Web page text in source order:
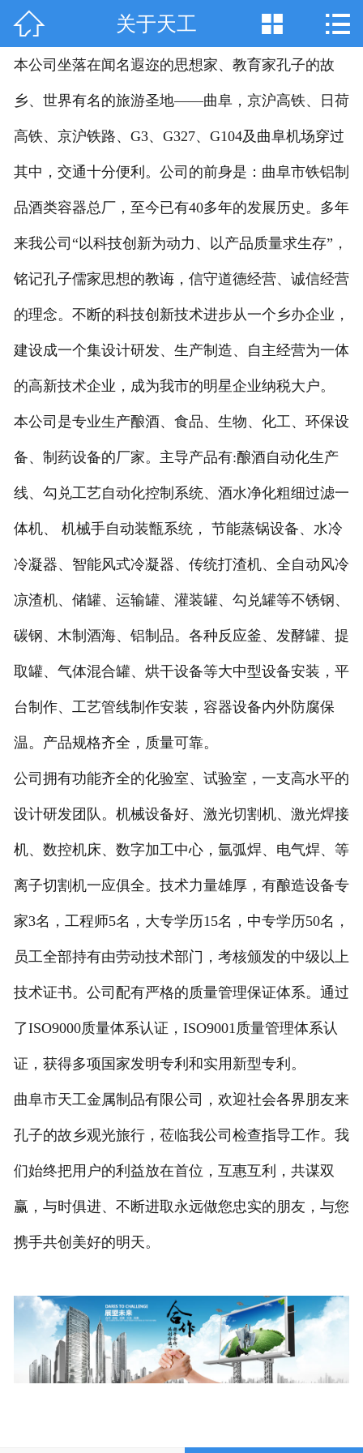
网站首页
关于天工
产品中心
技术咨询
在线留言
联系我们
 关于天工  
本公司坐落在闻名遐迩的思想家、教育家孔子的故
乡、世界有名的旅游圣地——曲阜，京沪高铁、日荷
高铁、京沪铁路、G3、G327、G104及曲阜机场穿过
其中，交通十分便利。公司的前身是：曲阜市铁铝制
品酒类容器总厂，至今已有40多年的发展历史。多年
来我公司“以科技创新为动力、以产品质量求生存”，
铭记孔子儒家思想的教诲，信守道德经营、诚信经营
的理念。不断的科技创新技术进步从一个乡办企业，
建设成一个集设计研发、生产制造、自主经营为一体
的高新技术企业，成为我市的明星企业纳税大户。
本公司是专业生产酿酒、食品、生物、化工、环保设
备、制药设备的厂家。主导产品有:酿酒自动化生产
线、勾兑工艺自动化控制系统、酒水净化粗细过滤一
体机、 机械手自动装甑系统， 节能蒸锅设备、水冷
冷凝器、智能风式冷凝器、传统打渣机、全自动风冷
凉渣机、储罐、运输罐、灌装罐、勾兑罐等不锈钢、
碳钢、木制酒海、铝制品。各种反应釜、发酵罐、提
取罐、气体混合罐、烘干设备等大中型设备安装，平
台制作、工艺管线制作安装，容器设备内外防腐保
温。产品规格齐全，质量可靠。
公司拥有功能齐全的化验室、试验室，一支高水平的
设计研发团队。机械设备好、激光切割机、激光焊接
机、数控机床、数字加工中心，氩弧焊、电气焊、等
离子切割机一应俱全。技术力量雄厚，有酿造设备专
家3名，工程师5名，大专学历15名，中专学历50名，
员工全部持有由劳动技术部门，考核颁发的中级以上
技术证书。公司配有严格的质量管理保证体系。通过
了ISO9000质量体系认证，ISO9001质量管理体系认
证，获得多项国家发明专利和实用新型专利。
曲阜市天工金属制品有限公司，欢迎社会各界朋友来
孔子的故乡观光旅行，莅临我公司检查指导工作。我
们始终把用户的利益放在首位，互惠互利，共谋双
赢，与时俱进、不断进取永远做您忠实的朋友，与您
携手共创美好的明天。